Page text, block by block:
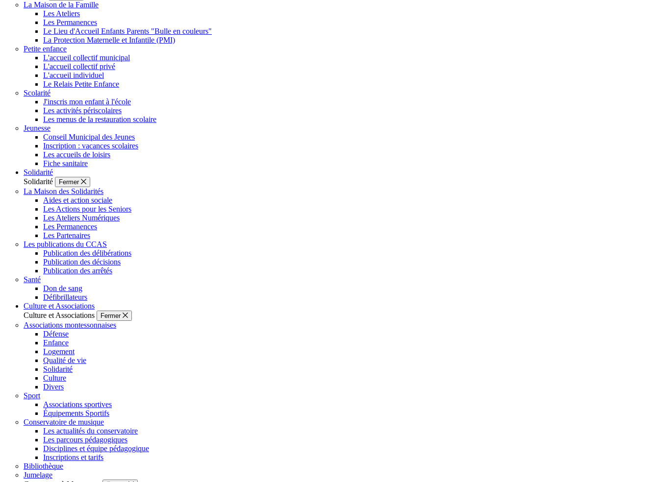
La Maison de la Famille
Les Ateliers
Les Permanences
Le Lieu d'Accueil Enfants Parents "Bulle en couleurs"
La Protection Maternelle et Infantile (PMI)
Petite enfance
L'accueil collectif municipal
L'accueil collectif privé
L'accueil individuel
Le Relais Petite Enfance
Scolarité
J'inscris mon enfant à l'école
Les activités périscolaires
Les menus de la restauration scolaire
Jeunesse
Conseil Municipal des Jeunes
Inscription : vacances scolaires
Les accueils de loisirs
Fiche sanitaire
Solidarité
Solidarité
Fermer
La Maison des Solidarités
Aides et action sociale
Les Actions pour les Seniors
Les Ateliers Numériques
Les Permanences
Les Partenaires
Les publications du CCAS
Publication des délibérations
Publication des décisions
Publication des arrêtés
Santé
Don de sang
Défibrillateurs
Culture et Associations
Culture et Associations
Fermer
Associations montessonnaises
Défense
Enfance
Logement
Qualité de vie
Solidarité
Culture
Divers
Sport
Associations sportives
Équipements Sportifs
Conservatoire de musique
Les actualités du conservatoire
Les parcours pédagogiques
Disciplines et équipe pédagogique
Inscriptions et tarifs
Bibliothèque
Jumelage